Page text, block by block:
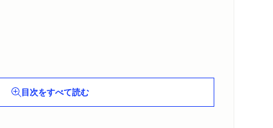
目次をすべて読む